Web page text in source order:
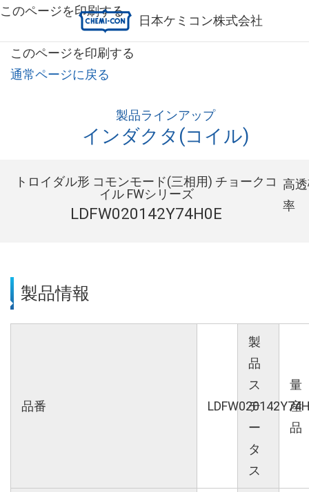
日本ケミコン株式会社
このページを印刷する
製品ラインアップ
インダクタ(コイル)
トロイダル形 コモンモード(三相用) チョークコ
イル FWシリーズ
LDFW020142Y74H0E
高
率
製品情報
品番
製
品
ス
テ
ー
タ
ス
量
産
品
このページを印刷する
通常ページに戻る